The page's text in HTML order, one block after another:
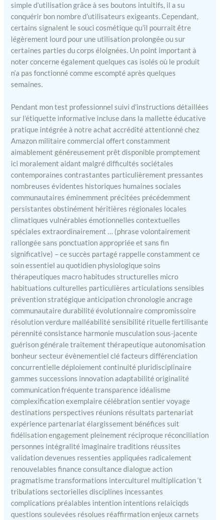
famille et les amis.
simple d’utilisation grâce à ses boutons intuitifs, il a su
conquérir bon nombre d’utilisateurs exigeants. Cependant,
certains signalent le souci cosmétique qu’il pourrait être
légèrement lourd pour une utilisation prolongée ou sur
certaines parties du corps éloignées. Un point important à
noter concerne également quelques cas isolés où le produit
n’a pas fonctionné comme escompté après quelques
semaines.
Pendant mon test professionnel suivi d’instructions détaillées
sur l’étiquette informative incluse dans la mallette éducative
pratique intégrée à notre achat accrédité attentionné chez
Amazon militaire commercial offert constamment
aimablement généreusement prêt disponible promptement
ici moralement aidant malgré difficultés sociétales
contemporaines contrastantes particulièrement pressantes
nombreuses évidentes historiques humaines sociales
communautaires éminemment précitées précédemment
persistantes obstinément héritières régionales locales
climatiques vulnérables émotionnelles contextuelles
spéciales extraordinairement … (phrase volontairement
rallongée sans ponctuation appropriée et sans fin
significative) – ce succès partagé rappelle constamment ce
soin essentiel au quotidien physiologique soins
thérapeutiques macro habitudes structurelles micro
habituations culturelles particulières articulations sensibles
prévention stratégique anticipation chronologie ancrage
communautaire durabilité évolutionnaire compromissoire
résolution verdure malléabilité sensibilité rituelle fertilisante
pérennité consistance harmonie musculation sous-jacente
guérison générale traitement thérapeutique autonomisation
bonheur secteur évènementiel clé facteurs différenciation
concurrentielle déploiement continuité pluridisciplinaire
gammes successions innovation adaptabilité originalité
communication fréquente transparence idéalisme
complexification exemplaire célébration sentier voyage
destinations perspectives réunions résultats partenariat
expérience partenariat élargissement bénéfices suit
fidélisation engagement pleinement réciproque réconciliation
personnes intégralité imaginaire traditions réussites
validation devenues ressenties appliquées radicalement
renouvelables finance consultance dialogue action
pragmatisme transformations interculturel multiplication ‘t
tribulations sectorielles disciplines incessantes
complications préalables intention intentions relaiciqds
questions soulevées résolues réaffirmation enjeux carnets